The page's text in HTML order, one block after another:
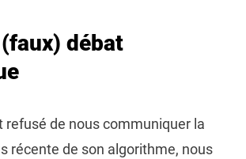
débat
refusé de nous communiquer la
récente de son algorithme, nous